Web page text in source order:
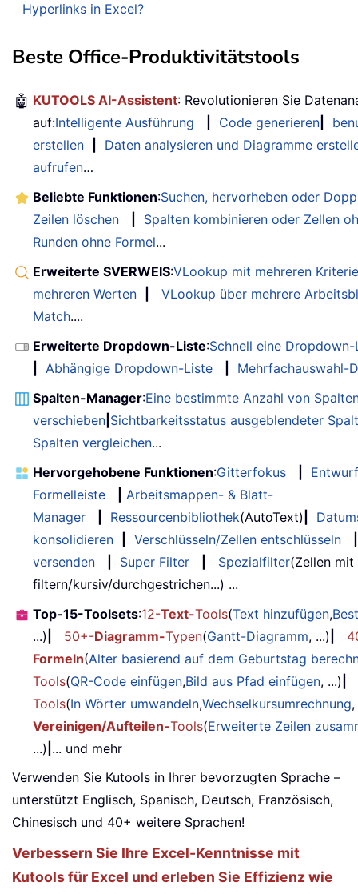
Hyperlinks in Excel?
Beste Office-Produktivitätstools
🤖 KUTOOLS AI-Assistent: Revolutionieren Sie
auf:Intelligente Ausführung Code generieren
erstellen
Daten analysieren und Diagramme
aufrufen…
Beliebte Funktionen:Suchen, hervorheben oder
Zeilen löschen
Spalten kombinieren oder Zellen
Runden ohne Formel...
Erweiterte SVERWEIS:VLookup mit mehreren
mehreren Werten
VLookup über mehrere
Match....
Erweiterte Dropdown-Liste:Schnell eine
Abhängige Dropdown-Liste
Mehrfachauswahl-
Spalten-Manager:Eine bestimmte Anzahl von
verschieben Sichtbarkeitsstatus ausgeblendeter
Spalten vergleichen...
Hervorgehobene Funktionen:Gitterfokus
Entwurf
Formelleiste
Arbeitsmappen- & Blatt-
Manager
Ressourcenbibliothek(AutoText)
konsolidieren
Verschlüsseln/Zellen entschlüsseln
versenden
Super Filter Spezialfilter(Zellen
filtern/kursiv/durchgestrichen...) ...
Top-15-Toolsets:12-Text-Tools(Text hinzufügen,
...)
50+-Diagramm-Typen(Gantt-Diagramm, ...)
Formeln(Alter basierend auf dem Geburtstag
Tools(QR-Code einfügen,Bild aus Pfad einfügen, ...)
Tools(In Wörter umwandeln,Wechselkursumrechnung
Vereinigen/Aufteilen-Tools(Erweiterte Zeilen
...) ... und mehr
Verwenden Sie Kutools in Ihrer bevorzugten Sprache –
unterstützt Englisch, Spanisch, Deutsch, Französisch,
Chinesisch und 40+ weitere Sprachen!
Verbessern Sie Ihre Excel-Kenntnisse mit
Kutools für Excel und erleben Sie Effizienz wie